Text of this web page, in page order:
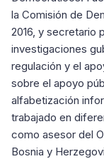
la Comisión de
2016, y secretario
investigaciones
regulación y el
sobre el apoyo
alfabetización
trabajado en
como asesor del
Bosnia y